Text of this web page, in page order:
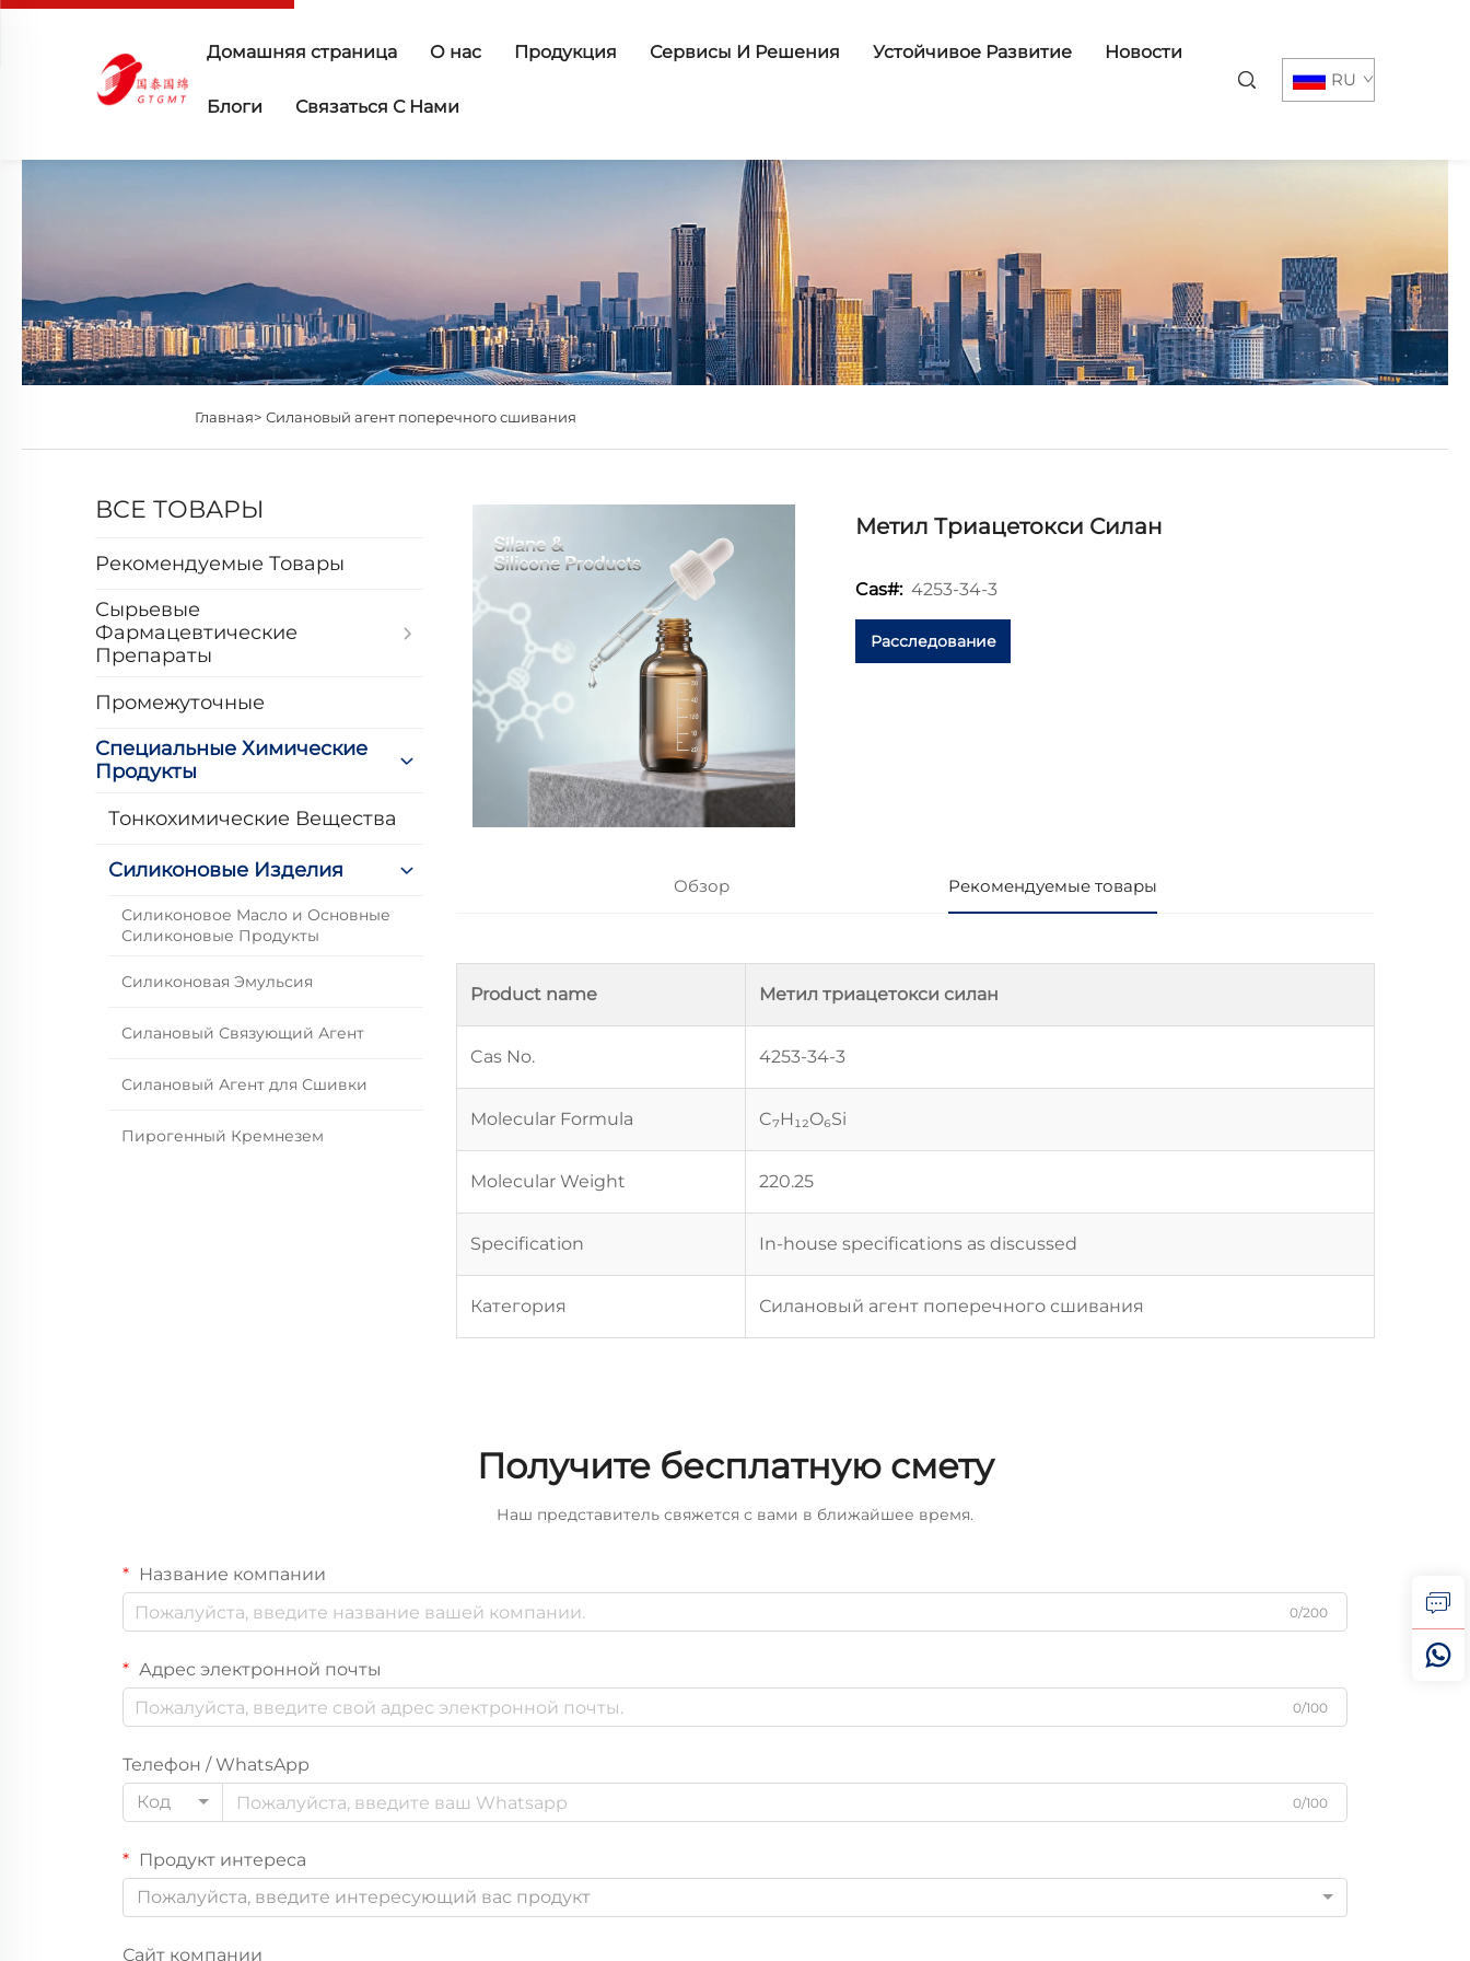
Домашняя страница О нас Продукция Сервисы И Решения Устойчивое Развитие Новости
Блоги Связаться С Нами
RU
Главная> Силановый агент поперечного сшивания
ВСЕ ТОВАРЫ
Рекомендуемые Товары
Сырьевые
Фармацевтические
Препараты
Промежуточные
Специальные Химические
Продукты
Тонкохимические Вещества
Силиконовые Изделия
Силиконовое Масло и Основные
Силиконовые Продукты
Силиконовая Эмульсия
Силановый Связующий Агент
Силановый Агент для Сшивки
Пирогенный Кремнезем
Метил Триацетокси Силан
Cas#: 4253-34-3
Расследование
Обзор Рекомендуемые товары
Product name Метил триацетокси силан
Cas No. 4253-34-3
Molecular Formula C₇H₁₂O₆Si
Molecular Weight 220.25
Specification In-house specifications as discussed
Категория Силановый агент поперечного сшивания
Получите бесплатную смету
Наш представитель свяжется с вами в ближайшее время.
Название компании
0/200
Адрес электронной почты
0/100
Телефон / WhatsApp
Код
0/100
Продукт интереса
Пожалуйста, введите интересующий вас продукт
Сайт компании